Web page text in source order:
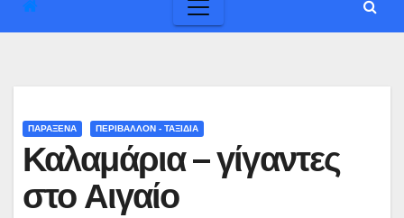
ΠΑΡΑΞΕΝΑ ΠΕΡΙΒΑΛΛΟΝ - ΤΑΞΙΔΙΑ
Καλαμάρια – γίγαντες
στο Αιγαίο